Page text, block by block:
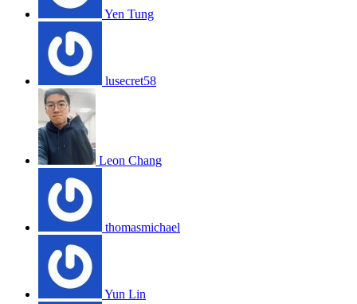
Yen Tung
lusecret58
Leon Chang
thomasmichael
Yun Lin